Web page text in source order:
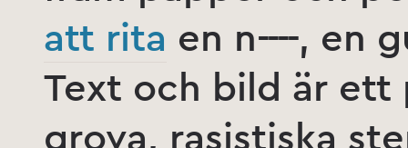
att rita en n----, en
Text och bild är ett
grova, rasistiska